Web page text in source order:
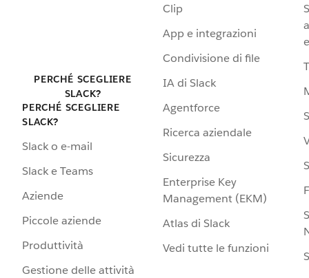
PERCHÉ SCEGLIERE
SLACK?
PERCHÉ SCEGLIERE
SLACK?
Slack o e-mail
Slack e Teams
Aziende
Piccole aziende
Produttività
Gestione delle attività
Clip
App e integrazioni
Condivisione di file
IA di Slack
Agentforce
Ricerca aziendale
Sicurezza
Enterprise Key
Management (EKM)
Atlas di Slack
Vedi tutte le funzioni